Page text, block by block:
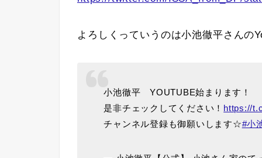
よろしくっていうのは小池徹平さんの
小池徹平 YOUTUBE始まります！
是非チェックしてください！ https://
チャンネル登録も御願いします☆#小